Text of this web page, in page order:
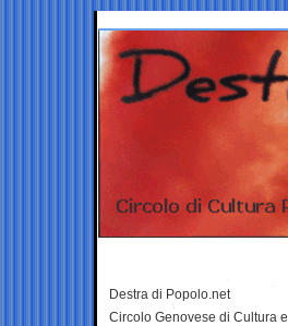
Destra di Popolo.net
Circolo Genovese di Cultura e